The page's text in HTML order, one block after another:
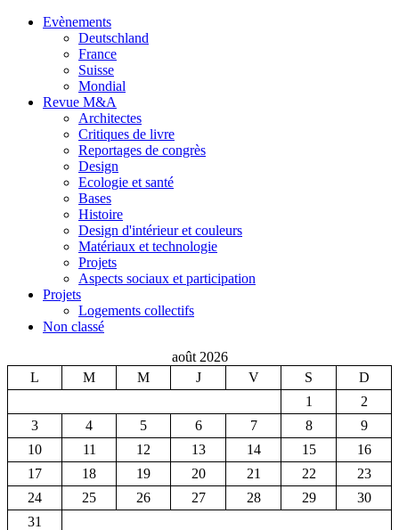
Evènements
Deutschland
France
Suisse
Mondial
Revue M&A
Architectes
Critiques de livre
Reportages de congrès
Design
Ecologie et santé
Bases
Histoire
Design d'intérieur et couleurs
Matériaux et technologie
Projets
Aspects sociaux et participation
Projets
Logements collectifs
Non classé
août 2026
L
M M J V S
D
1
2
3
4 5 6 7 8
9
10
11 12 13 14 15
16
17
18 19 20 21 22
23
24
25 26 27 28 29
30
31